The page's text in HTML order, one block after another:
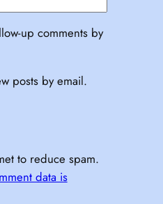
up comments by
posts by email.
to reduce spam.
data is